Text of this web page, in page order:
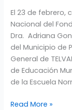
El 23 de febrero,
Nacional del
Dra. Adriana
del Municipio de
General de
de Educación
de la Escuela
LA
ESCUELA
NORMAL
SUPERIOR
DE
PASTO
Read More »